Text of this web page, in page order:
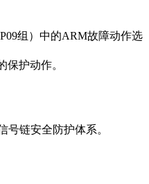
组）中的ARM故障动作选
护动作。
号链安全防护体系。